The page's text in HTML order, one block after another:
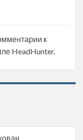
к
HeadHunter.